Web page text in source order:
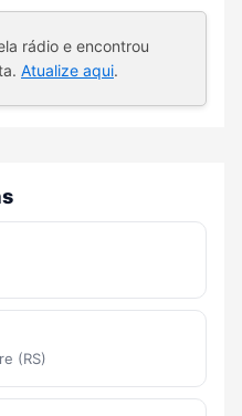
rádio e encontrou
Atualize aqui.
(RS)